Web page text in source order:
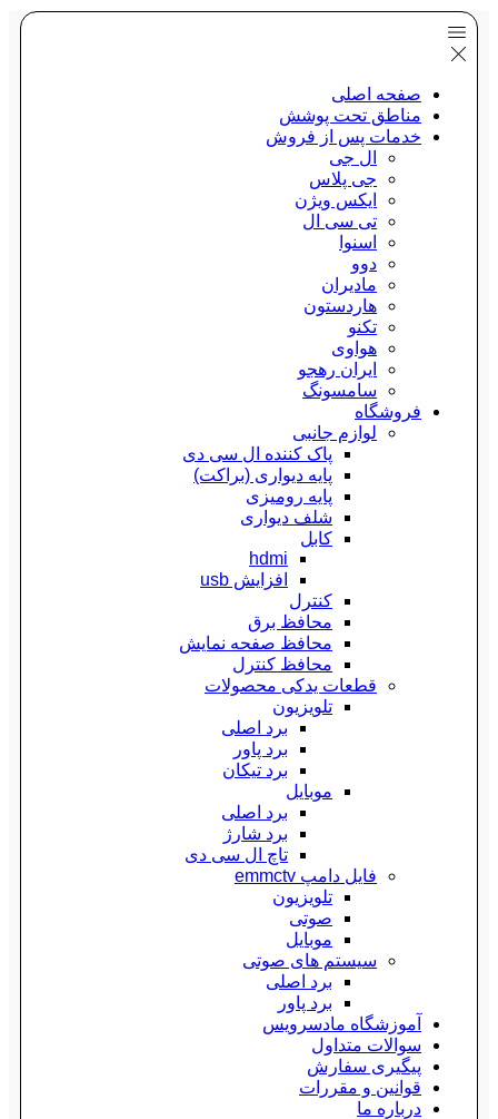
صفحه اصلی
مناطق تحت پوشش
خدمات پس از فروش
ال جی
جی پلاس
ایکس ویژن
تی سی ال
اسنوا
دوو
مادیران
هاردستون
تکنو
هواوی
ایران رهجو
سامسونگ
فروشگاه
لوازم جانبی
پاک کننده ال سی دی
پایه دیواری (براکت)
پایه رومیزی
شلف دیواری
کابل
hdmi
افزایش usb
کنترل
محافظ برق
محافظ صفحه نمایش
محافظ کنترل
قطعات یدکی محصولات
تلویزیون
برد اصلی
برد پاور
برد تیکان
موبایل
برد اصلی
برد شارژ
تاچ ال سی دی
فایل دامپ emmctv
تلویزیون
صوتی
موبایل
سیستم های صوتی
برد اصلی
برد پاور
آموزشگاه مادسرویس
سوالات متداول
پیگیری سفارش
قوانین و مقررات
درباره ما